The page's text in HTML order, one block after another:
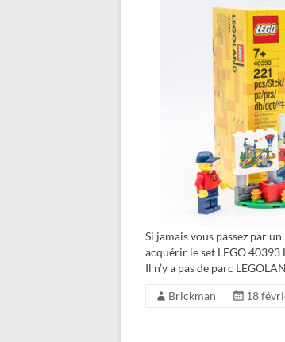
Si jamais vous passez par
acquérir le set LEGO
Il n’y a pas de parc
Brickman 18